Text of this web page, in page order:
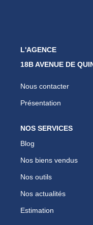
L'AGENCE
18B AVENUE DE
Nous contacter
Présentation
NOS SERVICES
Blog
Nos biens vendus
Nos outils
Nos actualités
Estimation